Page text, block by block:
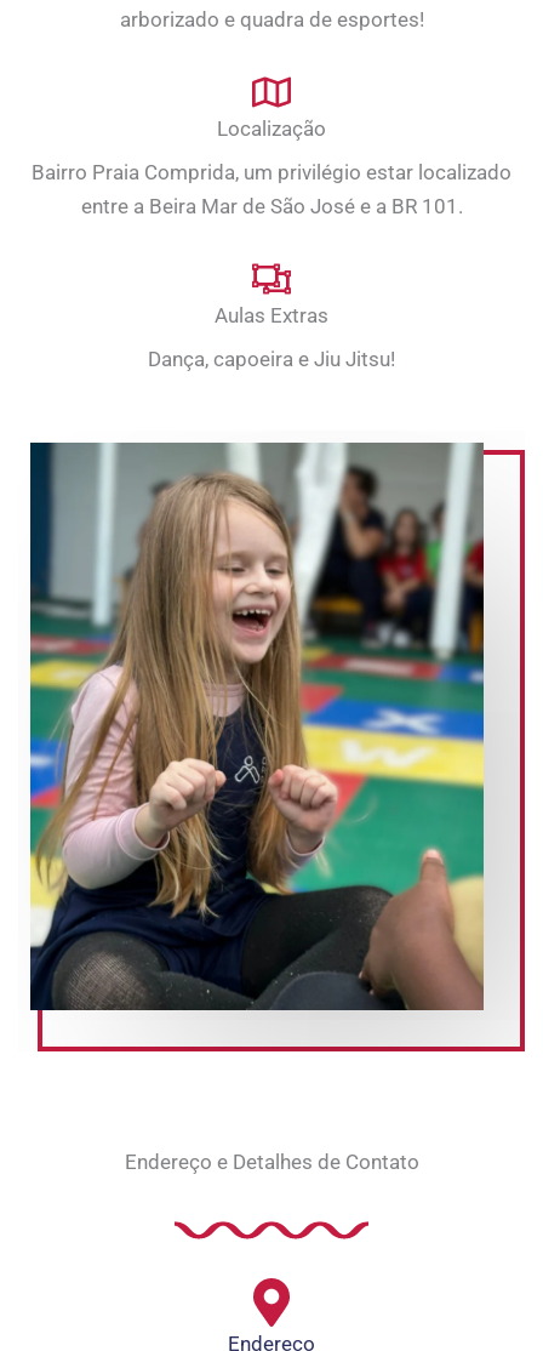
arborizado e quadra de esportes!
Localização
Bairro Praia Comprida, um privilégio estar localizado
entre a Beira Mar de São José e a BR 101.
Aulas Extras
Dança, capoeira e Jiu Jitsu!
Endereço e Detalhes de Contato
Endereço